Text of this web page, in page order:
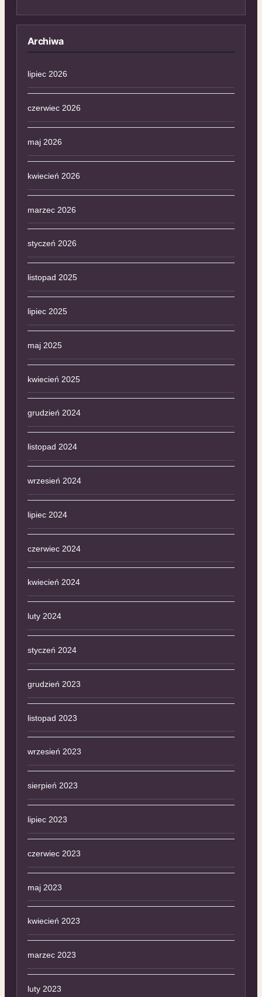
Archiwa
lipiec 2026
czerwiec 2026
maj 2026
kwiecień 2026
marzec 2026
styczeń 2026
listopad 2025
lipiec 2025
maj 2025
kwiecień 2025
grudzień 2024
listopad 2024
wrzesień 2024
lipiec 2024
czerwiec 2024
kwiecień 2024
luty 2024
styczeń 2024
grudzień 2023
listopad 2023
wrzesień 2023
sierpień 2023
lipiec 2023
czerwiec 2023
maj 2023
kwiecień 2023
marzec 2023
luty 2023